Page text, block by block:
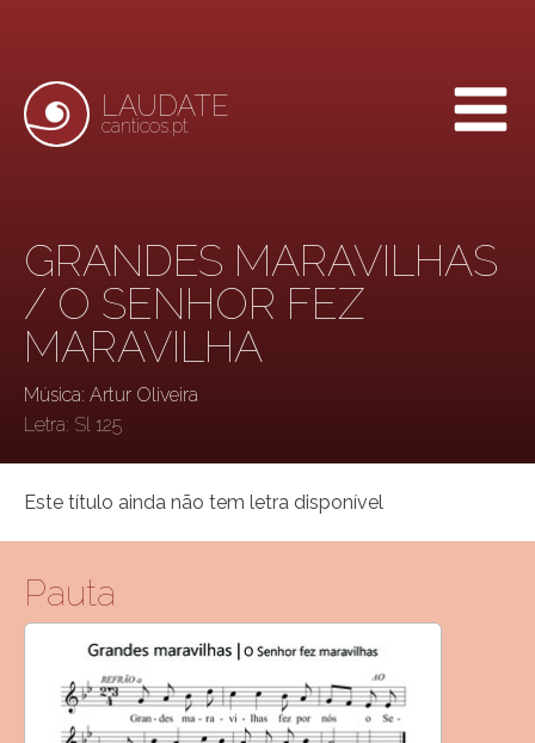
LAUDATE
canticos.pt
GRANDES MARAVILHAS
/ O SENHOR FEZ
MARAVILHA
Música: Artur Oliveira
Letra: Sl 125
Este título ainda não tem letra disponível
Pauta